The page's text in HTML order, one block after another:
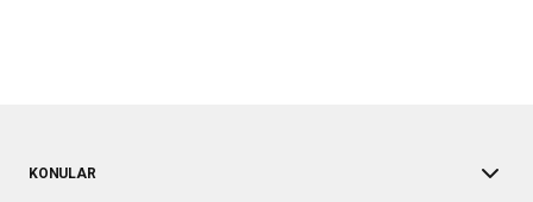
KONULAR